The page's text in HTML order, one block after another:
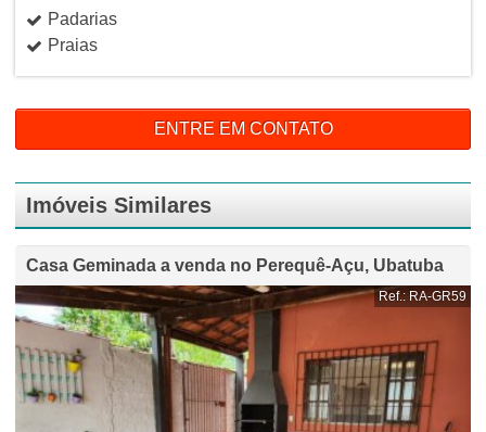
Padarias
Praias
ENTRE EM CONTATO
Imóveis Similares
Casa Geminada a venda no Perequê-Açu, Ubatuba
Ref.: RA-GR59